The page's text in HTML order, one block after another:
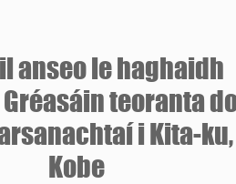
anseo le haghaidh
teoranta
i Kita-ku,
Kobe